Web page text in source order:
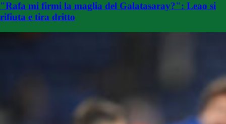
"Rafa mi firmi la maglia del Galatasaray?": Leao si
rifiuta e tira dritto